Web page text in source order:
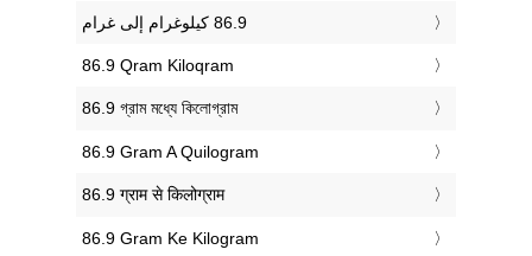
‎86.9 Qram Kiloqram
‎86.9 গ্রাম মধ্যে কিলোগ্রাম
‎86.9 Gram A Quilogram
‎86.9 ग्राम से किलोग्राम
‎86.9 Gram Ke Kilogram